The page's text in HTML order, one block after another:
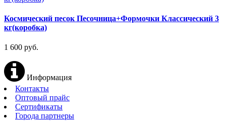
Космический песок Песочница+Формочки Классический 3
кг(коробка)
1 600 руб.
Информация
Контакты
Оптовый прайс
Сертификаты
Города партнеры